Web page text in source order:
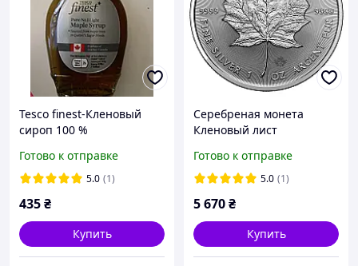
Tesco finest-Кленовый
сироп 100 %
Готово к отправке
5.0 (1)
435₴
Купить
Серебреная монета
Кленовый лист
Готово к отправке
5.0 (1)
5 670₴
Купить